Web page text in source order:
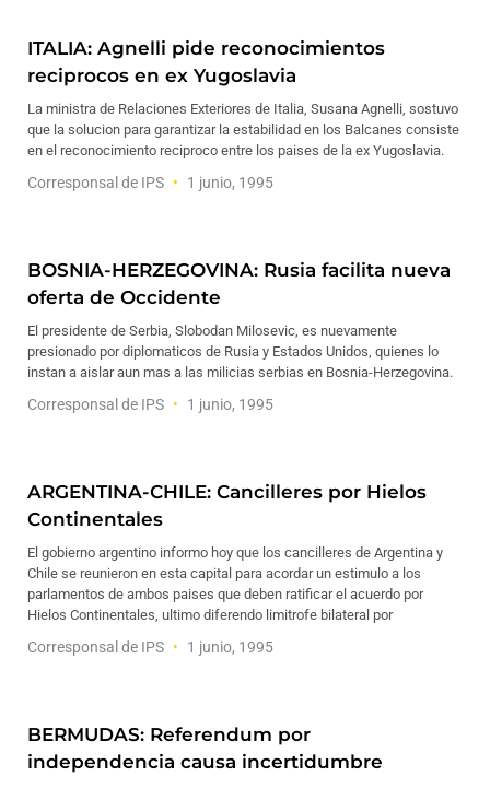
ITALIA: Agnelli pide reconocimientos
reciprocos en ex Yugoslavia
La ministra de Relaciones Exteriores de Italia, Susana Agnelli, sostuvo
que la solucion para garantizar la estabilidad en los Balcanes consiste
en el reconocimiento reciproco entre los paises de la ex Yugoslavia.
Corresponsal de IPS 1 junio, 1995
BOSNIA-HERZEGOVINA: Rusia facilita nueva
oferta de Occidente
El presidente de Serbia, Slobodan Milosevic, es nuevamente
presionado por diplomaticos de Rusia y Estados Unidos, quienes lo
instan a aislar aun mas a las milicias serbias en Bosnia-Herzegovina.
Corresponsal de IPS 1 junio, 1995
ARGENTINA-CHILE: Cancilleres por Hielos
Continentales
El gobierno argentino informo hoy que los cancilleres de Argentina y
Chile se reunieron en esta capital para acordar un estimulo a los
parlamentos de ambos paises que deben ratificar el acuerdo por
Hielos Continentales, ultimo diferendo limitrofe bilateral por
Corresponsal de IPS 1 junio, 1995
BERMUDAS: Referendum por
independencia causa incertidumbre